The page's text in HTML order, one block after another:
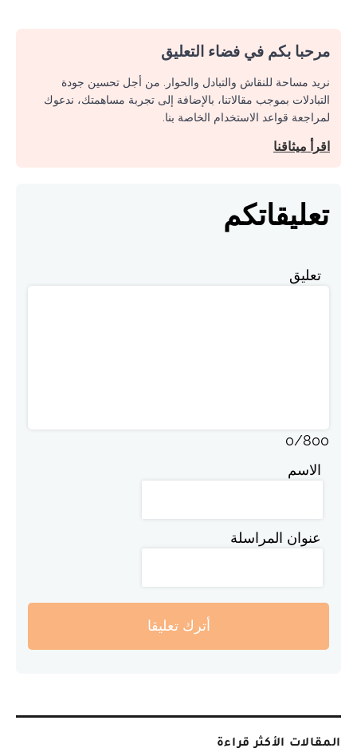
مرحبا بكم في فضاء التعليق
نريد مساحة للنقاش والتبادل والحوار. من أجل تحسين جودة
التبادلات بموجب مقالاتنا، بالإضافة إلى تجربة مساهمتك، ندعوك
لمراجعة قواعد الاستخدام الخاصة بنا.
اقرأ ميثاقنا
تعليقاتكم
تعليق
0/800
الاسم
عنوان المراسلة
أترك تعليقا
المقالات الأكثر قراءة